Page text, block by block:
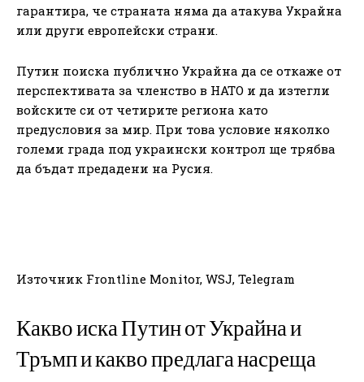
гарантира, че страната няма да атакува Украйна
или други европейски страни.
Путин поиска публично Украйна да се откаже от
перспективата за членство в НАТО и да изтегли
войските си от четирите региона като
предусловия за мир. При това условие няколко
големи града под украински контрол ще трябва
да бъдат предадени на Русия.
Източник Frontline Monitor, WSJ, Telegram
Какво иска Путин от Украйна и
Тръмп и какво предлага насреща